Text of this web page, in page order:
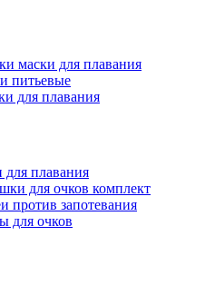
маски для плавания
питьевые
для плавания
плавания
для очков комплект
против запотевания
для очков